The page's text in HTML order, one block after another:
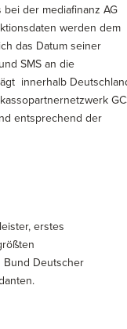
der mediafinanz AG
werden dem
das Datum seiner
SMS an die
innerhalb
entsprechend der
erstes
Bund Deutscher